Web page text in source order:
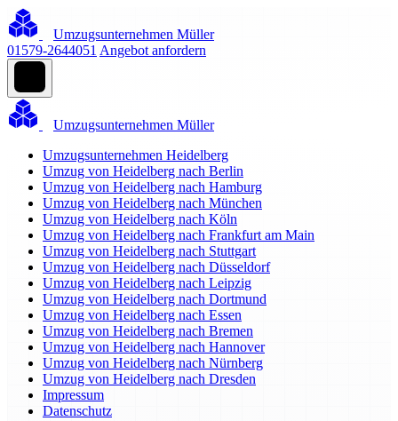
Umzugsunternehmen Müller
01579-2644051 Angebot anfordern
Umzugsunternehmen Müller
Umzugsunternehmen Heidelberg
Umzug von Heidelberg nach Berlin
Umzug von Heidelberg nach Hamburg
Umzug von Heidelberg nach München
Umzug von Heidelberg nach Köln
Umzug von Heidelberg nach Frankfurt am Main
Umzug von Heidelberg nach Stuttgart
Umzug von Heidelberg nach Düsseldorf
Umzug von Heidelberg nach Leipzig
Umzug von Heidelberg nach Dortmund
Umzug von Heidelberg nach Essen
Umzug von Heidelberg nach Bremen
Umzug von Heidelberg nach Hannover
Umzug von Heidelberg nach Nürnberg
Umzug von Heidelberg nach Dresden
Impressum
Datenschutz